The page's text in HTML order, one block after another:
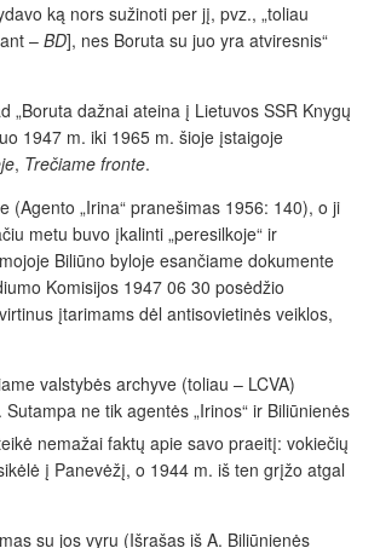
ką nors sužinoti per jį, pvz., „toliau
– BD], nes Boruta su juo yra atviresnis“
„Boruta dažnai ateina į Lietuvos SSR Knygų
1947 m. iki 1965 m. šioje įstaigoje
, Trečiame fronte.
(Agento „Irina“ pranešimas 1956: 140), o ji
metu buvo įkalinti „peresilkoje“ ir
Biliūno byloje esančiame dokumente
Komisijos 1947 06 30 posėdžio
įtarimams dėl antisovietinės veiklos,
valstybės archyve (toliau – LCVA)
ne tik agentės „Irinos“ ir Biliūnienės
nemažai faktų apie savo praeitį: vokiečių
į Panevėžį, o 1944 m. iš ten grįžo atgal
su jos vyru (Išrašas iš A. Biliūnienės